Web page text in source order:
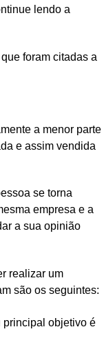
lendo a
foram citadas a
a menor parte
e assim vendida
se torna
empresa e a
a sua opinião
realizar um
são os seguintes:
principal objetivo é